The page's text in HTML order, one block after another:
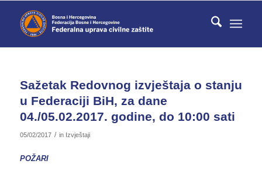
Sažetak Redovnog izvještaja o stanju
u Federaciji BiH, za dane
04./05.02.2017. godine, do 10:00 sati
05/02/2017 / in Izvještaji
POŽARI